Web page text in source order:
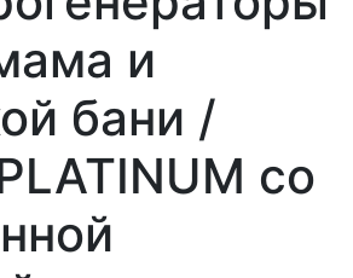
и
бани /
со